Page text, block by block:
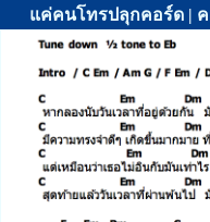
แค่คนโทรปลุกคอร์ด |